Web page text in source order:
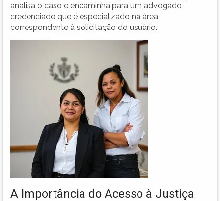
analisa o caso e encaminha para um advogado
credenciado que é especializado na área
correspondente à solicitação do usuário.
A Importância do Acesso à Justiça